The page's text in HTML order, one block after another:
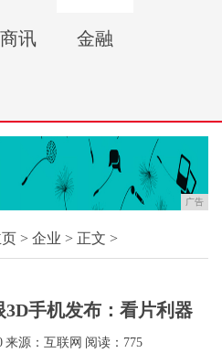
商讯 金融
广告
> 企业 > 正文 >
3D手机发布：看片利器
来源：互联网 阅读：775